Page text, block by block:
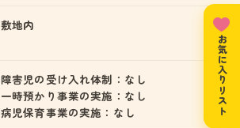
敷地内
障害児の受け入れ体制：なし
一時預かり事業の実施：なし
病児保育事業の実施：なし
お気に入りリスト